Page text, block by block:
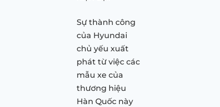
Sự thành công
của Hyundai
chủ yếu xuất
phát từ việc các
mẫu xe của
thương hiệu
Hàn Quốc này